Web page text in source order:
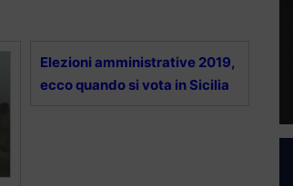
Elezioni amministrative 2019,
ecco quando si vota in Sicilia